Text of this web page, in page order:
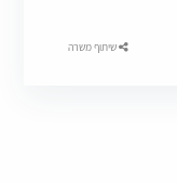
שיתוף משרה